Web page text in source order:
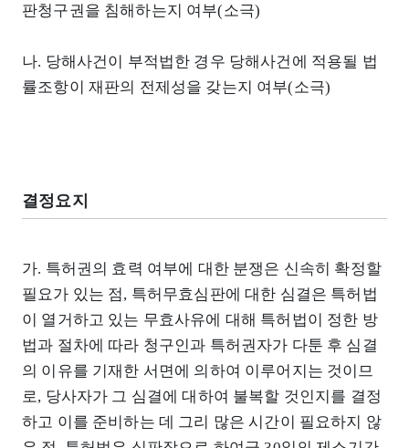
판청구권을 침해하는지 여부(소극)
나. 당해사건이 부적법한 경우 당해사건에 적용될 법
률조항이 재판의 전제성을 갖는지 여부(소극)
결정요지
가. 특허권의 효력 여부에 대한 분쟁은 신속히 확정할
필요가 있는 점, 특허무효심판에 대한 심결은 특허법
이 열거하고 있는 무효사유에 대해 특허법이 정한 방
법과 절차에 따라 청구인과 특허권자가 다툰 후 심결
의 이유를 기재한 서면에 의하여 이루어지는 것이므
로, 당사자가 그 심결에 대하여 불복할 것인지를 결정
하고 이를 준비하는 데 그리 많은 시간이 필요하지 않